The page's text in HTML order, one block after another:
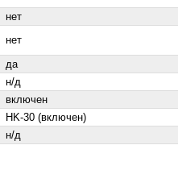
нет
нет
да
н/д
включен
HK-30 (включен)
н/д